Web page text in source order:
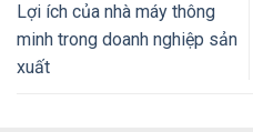
Lợi ích của nhà máy thông
minh trong doanh nghiệp sản
xuất